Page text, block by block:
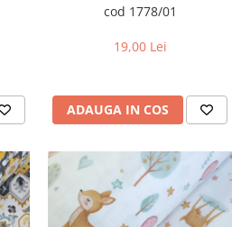
cod 1778/01
19,00 Lei
ADAUGA IN COS